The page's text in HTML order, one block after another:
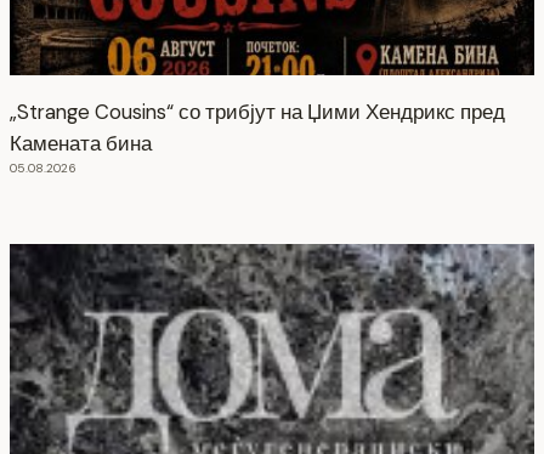
„Strange Cousins“ со трибјут на Џими Хендрикс пред
Камената бина
05.08.2026